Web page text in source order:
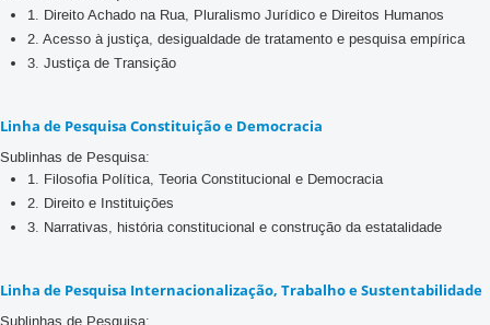
1. Direito Achado na Rua, Pluralismo Jurídico e Direitos Humanos
2. Acesso à justiça, desigualdade de tratamento e pesquisa empírica
3. Justiça de Transição
Linha de Pesquisa Constituição e Democracia
Sublinhas de Pesquisa:
1. Filosofia Política, Teoria Constitucional e Democracia
2. Direito e Instituições
3. Narrativas, história constitucional e construção da estatalidade
Linha de Pesquisa Internacionalização, Trabalho e Sustentabilidade
Sublinhas de Pesquisa: